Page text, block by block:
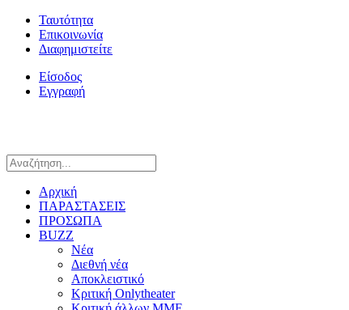
Ταυτότητα
Επικοινωνία
Διαφημιστείτε
Είσοδος
Εγγραφή
Αρχική
ΠΑΡΑΣΤΑΣΕΙΣ
ΠΡΟΣΩΠΑ
BUZZ
Νέα
Διεθνή νέα
Αποκλειστικό
Κριτική Onlytheater